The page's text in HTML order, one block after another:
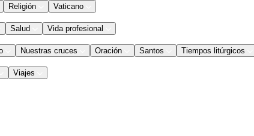
Religión Vaticano
Salud Vida profesional
Nuestras cruces Oración Santos Tiempos litúrgicos
Viajes